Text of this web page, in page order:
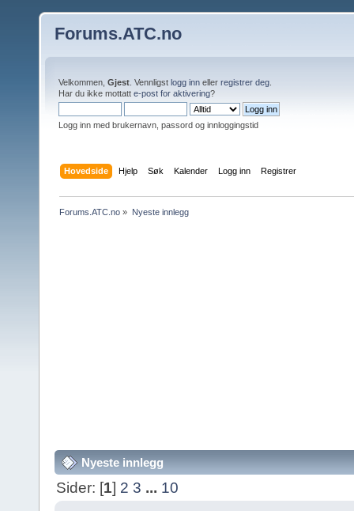
Forums.ATC.no
Velkommen, Gjest . Vennligst logg inn eller registrer deg
Har du ikke mottatt e-post for aktivering?
Logg inn med brukernavn, passord og innloggingstid
Hovedside Hjelp Søk Kalender Logg inn Registrer
Forums.ATC.no » Nyeste innlegg
Nyeste innlegg
Sider: [1] 2 3 ... 10